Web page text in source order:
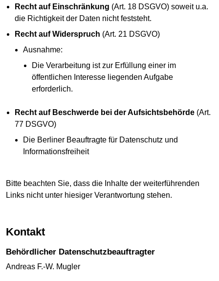
Recht auf Einschränkung (Art. 18 DSGVO) soweit u.a.
die Richtigkeit der Daten nicht feststeht.
Recht auf Widerspruch (Art. 21 DSGVO)
Ausnahme:
Die Verarbeitung ist zur Erfüllung einer im
öffentlichen Interesse liegenden Aufgabe
erforderlich.
Recht auf Beschwerde bei der Aufsichtsbehörde(Art.
77 DSGVO)
Die Berliner Beauftragte für Datenschutz und
Informationsfreiheit
Bitte beachten Sie, dass die Inhalte der weiterführenden
Links nicht unter hiesiger Verantwortung stehen.
Kontakt
Behördlicher Datenschutzbeauftragter
Andreas F.-W. Mugler